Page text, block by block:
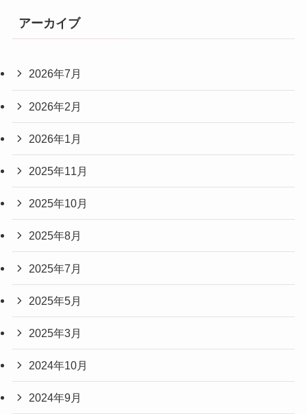
アーカイブ
2026年7月
2026年2月
2026年1月
2025年11月
2025年10月
2025年8月
2025年7月
2025年5月
2025年3月
2024年10月
2024年9月